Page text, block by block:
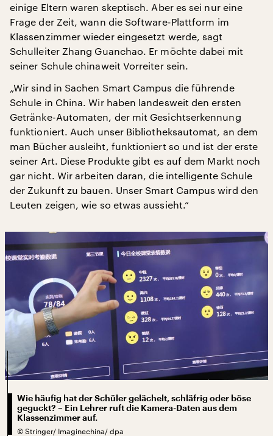
einige Eltern waren skeptisch. Aber es sei nur eine
Frage der Zeit, wann die Software-Plattform im
Klassenzimmer wieder eingesetzt werde, sagt
Schulleiter Zhang Guanchao. Er möchte dabei mit
seiner Schule chinaweit Vorreiter sein.
„Wir sind in Sachen Smart Campus die führende
Schule in China. Wir haben landesweit den ersten
Getränke-Automaten, der mit Gesichtserkennung
funktioniert. Auch unser Bibliotheksautomat, an dem
man Bücher ausleiht, funktioniert so und ist der erste
seiner Art. Diese Produkte gibt es auf dem Markt noch
gar nicht. Wir arbeiten daran, die intelligente Schule
der Zukunft zu bauen. Unser Smart Campus wird den
Leuten zeigen, wie so etwas aussieht.“
Wie häufig hat der Schüler gelächelt, schläfrig oder böse
geguckt? – Ein Lehrer ruft die Kamera-Daten aus dem
Klassenzimmer auf.
© Stringer/ Imaginechina/ dpa